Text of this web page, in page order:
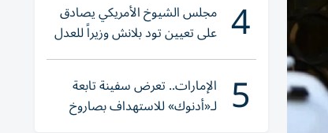
4 مجلس الشيوخ الأمريكي يصادق
على تعيين تود بلانش وزيراً للعدل
5 الإمارات.. تعرض سفينة تابعة
لـ«أدنوك» للاستهداف بصاروخ